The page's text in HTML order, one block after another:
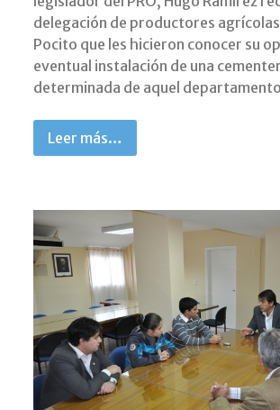
delegación de productores
Pocito que les hicieron conocer su
eventual instalación de una
determinada de aquel
Leer más…